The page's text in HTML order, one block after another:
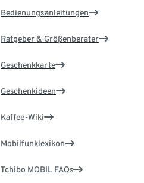
Bedienungsanleitungen
Ratgeber & Größenberater
Geschenkkarte
Geschenkideen
Kaffee-Wiki
Mobilfunklexikon
Tchibo MOBIL FAQs